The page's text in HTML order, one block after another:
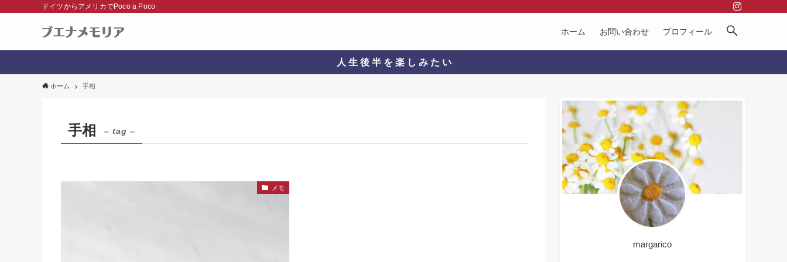
ドイツからアメリカでPoco a Poco
ホーム お問い合わせ プロフィール
人 生 後 半 を 楽 し み た い
ホーム 手相
手相 – tag –
メモ
margarico